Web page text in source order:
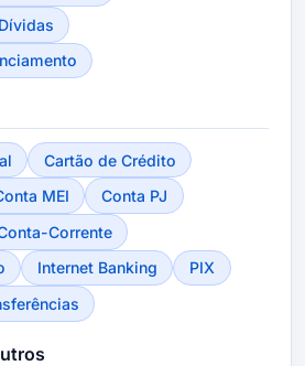
Cartão de Crédito
MEI
Conta PJ
Corrente
Internet Banking
PIX